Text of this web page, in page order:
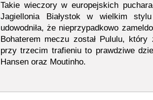
Takie wieczory w europejskich
Jagiellonia Białystok w wielkim
udowodniła, że nieprzypadkowo
Bohaterem meczu został Pululu,
przy trzecim trafieniu to prawdziwe
Hansen oraz Moutinho.